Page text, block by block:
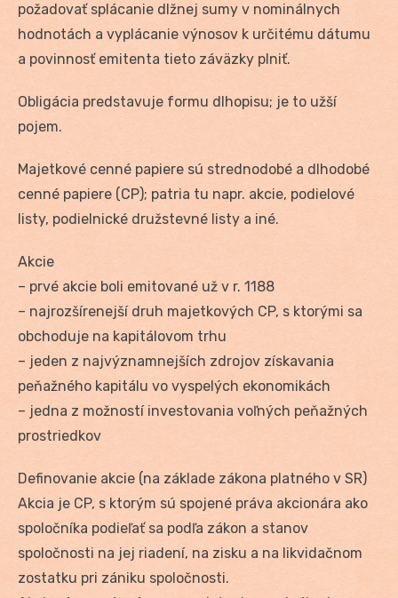
požadovať splácanie dlžnej sumy v nominálnych
hodnotách a vyplácanie výnosov k určitému dátumu
a povinnosť emitenta tieto záväzky plniť.
Obligácia predstavuje formu dlhopisu; je to užší
pojem.
Majetkové cenné papiere sú strednodobé a dlhodobé
cenné papiere (CP); patria tu napr. akcie, podielové
listy, podielnické družstevné listy a iné.
Akcie
– prvé akcie boli emitované už v r. 1188
– najrozšírenejší druh majetkových CP, s ktorými sa
obchoduje na kapitálovom trhu
– jeden z najvýznamnejších zdrojov získavania
peňažného kapitálu vo vyspelých ekonomikách
– jedna z možností investovania voľných peňažných
prostriedkov
Definovanie akcie (na základe zákona platného v SR)
Akcia je CP, s ktorým sú spojené práva akcionára ako
spoločníka podieľať sa podľa zákon a stanov
spoločnosti na jej riadení, na zisku a na likvidačnom
zostatku pri zániku spoločnosti.